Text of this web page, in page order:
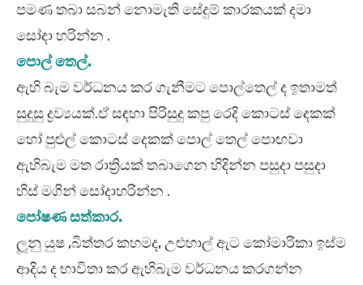
පමණ තබා සබන් නොමැති සේදුම් කාරකයක් දමා
සෝදා හරින්න .
පොල් තෙල්.
ඇහි බැම වර්ධනය කර ගැනීමට පොල්තෙල් ද ඉතාමත්
සුදුසු ද්‍රව්‍යයක්.ඒ සඳහා පිරිසුදු කපු රෙදි කොටස් දෙකක්
හෝ පුළුල් කොටස් දෙකක් පොල් තෙල් පොඟවා
ඇහිබැම මත රාත්‍රියක් තබාගෙන හිදින්න පසුදා පසුදා
හිස් මගින් සෝදාහරින්න .
පෝෂණ සත්කාර.
ලූනු යුෂ ,බිත්තර කහමද, උළුහාල් ඇට කෝමාරිකා ඉස්ම
ආදිය ද භාවිතා කර ඇහිබැම වර්ධනය කරගන්න